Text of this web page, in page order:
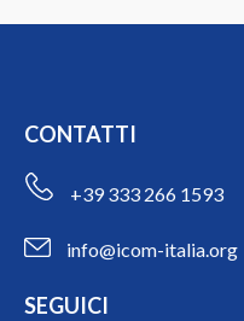
CONTATTI
+39 333 266 1593
info@icom-italia.org
SEGUICI